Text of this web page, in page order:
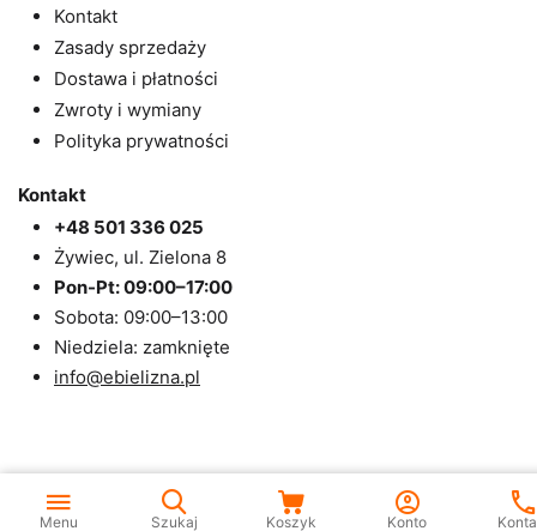
Kontakt
Zasady sprzedaży
Dostawa i płatności
Zwroty i wymiany
Polityka prywatności
Kontakt
+48 501 336 025
Żywiec, ul. Zielona 8
Pon-Pt: 09:00–17:00
Sobota: 09:00–13:00
Niedziela: zamknięte
info@ebielizna.pl
Menu Szukaj Koszyk Konto